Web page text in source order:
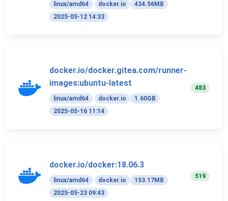
linux/amd64 docker.io
434.56MB
2025-05-12 14:33
docker.io/docker.gitea.com/runner-
images:ubuntu-latest
linux/amd64 docker.io
1.60GB
2025-05-16 11:14
483
docker.io/docker:18.06.3
linux/amd64 docker.io
153.17MB
2025-05-23 09:43
519